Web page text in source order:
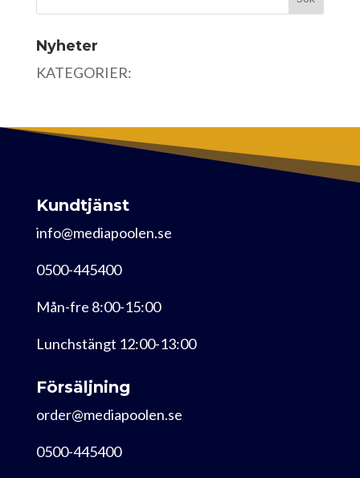
Nyheter
KATEGORIER:
Kundtjänst
info@mediapoolen.se
0500-445400
Mån-fre 8:00-15:00
Lunchstängt 12:00-13:00
Försäljning
order@mediapoolen.se
0500-445400